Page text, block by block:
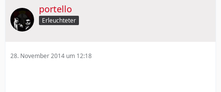
portello
Erleuchteter
28. November 2014 um 12:18